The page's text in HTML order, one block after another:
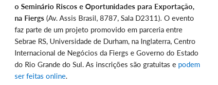
o Seminário Riscos e Oportunidades para Exportação,
na Fiergs (Av. Assis Brasil, 8787, Sala D2311). O evento
faz parte de um projeto promovido em parceria entre
Sebrae RS, Universidade de Durham, na Inglaterra, Centro
Internacional de Negócios da Fiergs e Governo do Estado
do Rio Grande do Sul. As inscrições são gratuitas e podem
ser feitas online.